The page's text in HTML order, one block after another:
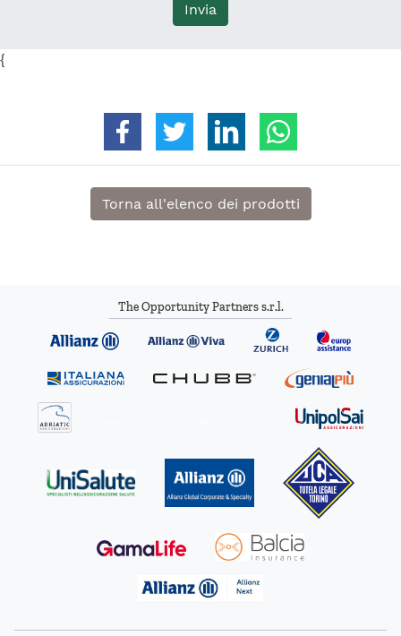
Invia
{
Condividi su Facebook
Condividi su Twitter
Condividi su Linkedin
Torna all'elenco dei prodotti
The Opportunity Partners s.r.l.